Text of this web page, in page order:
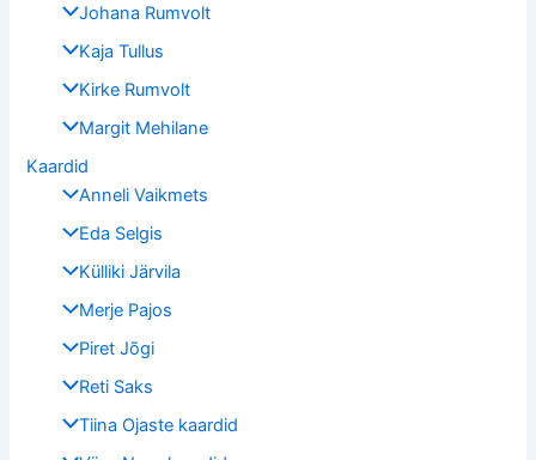
Johana Rumvolt
Kaja Tullus
Kirke Rumvolt
Margit Mehilane
Kaardid
Anneli Vaikmets
Eda Selgis
Külliki Järvila
Merje Pajos
Piret Jõgi
Reti Saks
Tiina Ojaste kaardid